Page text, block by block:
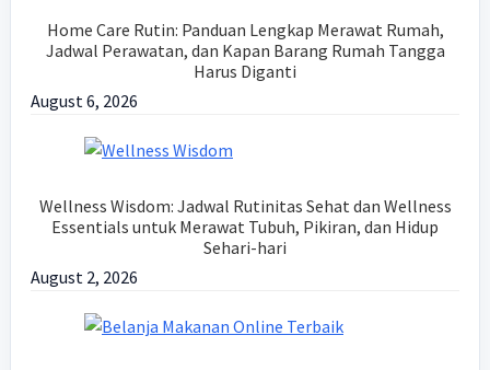
Home Care Rutin: Panduan Lengkap Merawat Rumah,
Jadwal Perawatan, dan Kapan Barang Rumah Tangga
Harus Diganti
August 6, 2026
Wellness Wisdom: Jadwal Rutinitas Sehat dan Wellness
Essentials untuk Merawat Tubuh, Pikiran, dan Hidup
Sehari-hari
August 2, 2026